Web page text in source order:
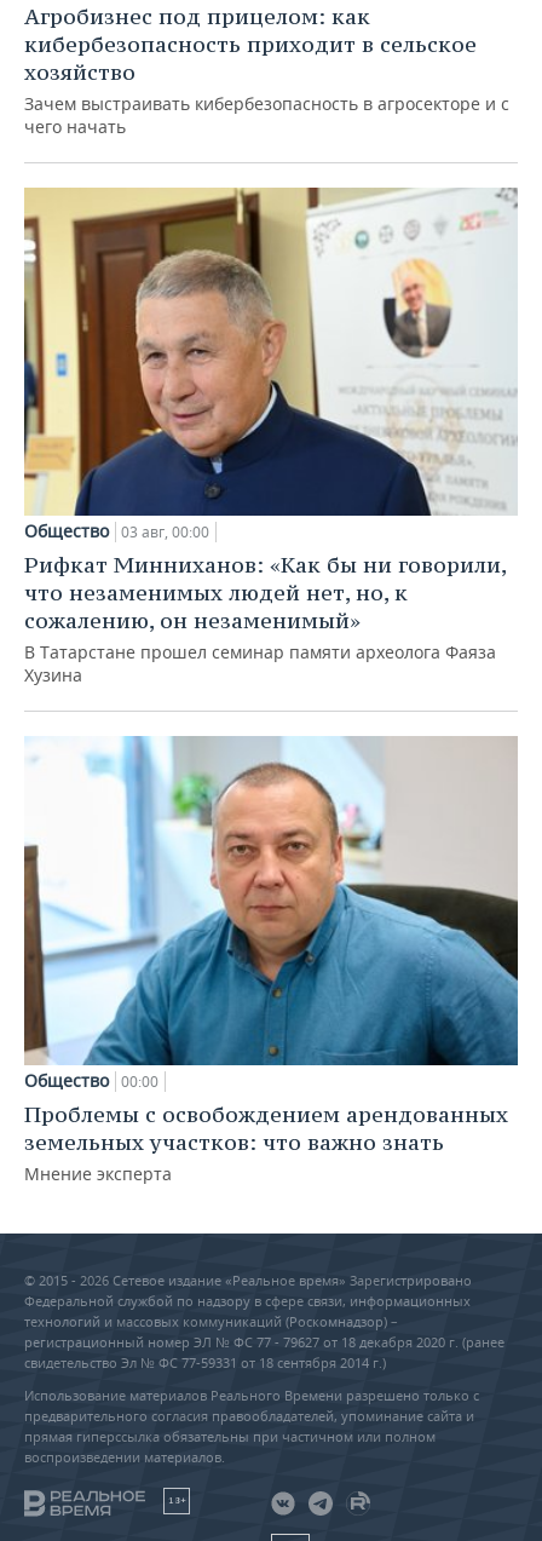
Агробизнес под прицелом: как
кибербезопасность приходит в сельское
хозяйство
Зачем выстраивать кибербезопасность в агросекторе и с
чего начать
Общество 03 авг, 00:00
Рифкат Минниханов: «Как бы ни говорили,
что незаменимых людей нет, но, к
сожалению, он незаменимый»
В Татарстане прошел семинар памяти археолога Фаяза
Хузина
Общество 00:00
Проблемы с освобождением арендованных
земельных участков: что важно знать
Мнение эксперта
© 2015 - 2026 Сетевое издание «Реальное время» Зарегистрировано
Федеральной службой по надзору в сфере связи, информационных
технологий и массовых коммуникаций (Роскомнадзор) –
регистрационный номер ЭЛ № ФС 77 - 79627 от 18 декабря 2020 г. (ранее
свидетельство Эл № ФС 77-59331 от 18 сентября 2014 г.)
Использование материалов Реального Времени разрешено только с
предварительного согласия правообладателей, упоминание сайта и
прямая гиперссылка обязательны при частичном или полном
воспроизведении материалов.
18+